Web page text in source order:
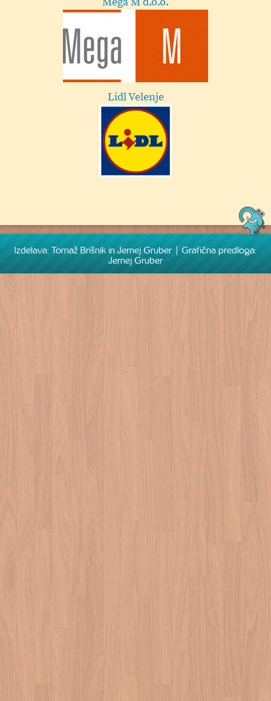
Lidl Velenje
Previous
Izdelava: Tomaž Brišnik in Jernej Gruber | Grafična predloga:
Jernej Gruber